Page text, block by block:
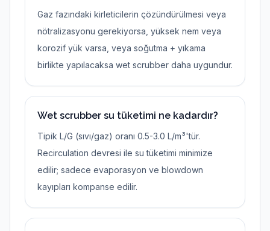
Gaz fazındaki kirleticilerin çözündürülmesi veya
nötralizasyonu gerekiyorsa, yüksek nem veya
korozif yük varsa, veya soğutma + yıkama
birlikte yapılacaksa wet scrubber daha uygundur.
Wet scrubber su tüketimi ne kadardır?
Tipik L/G (sıvı/gaz) oranı 0.5-3.0 L/m³'tür.
Recirculation devresi ile su tüketimi minimize
edilir; sadece evaporasyon ve blowdown
kayıpları kompanse edilir.